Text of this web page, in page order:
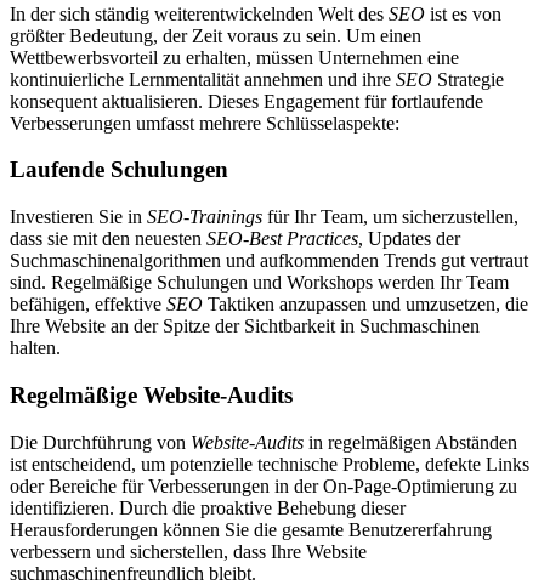
In der sich ständig weiterentwickelnden Welt des SEO ist es von
größter Bedeutung, der Zeit voraus zu sein. Um einen
Wettbewerbsvorteil zu erhalten, müssen Unternehmen eine
kontinuierliche Lernmentalität annehmen und ihre SEO Strategie
konsequent aktualisieren. Dieses Engagement für fortlaufende
Verbesserungen umfasst mehrere Schlüsselaspekte:
Laufende Schulungen
Investieren Sie in SEO-Trainings für Ihr Team, um sicherzustellen,
dass sie mit den neuesten SEO-Best Practices, Updates der
Suchmaschinenalgorithmen und aufkommenden Trends gut vertraut
sind. Regelmäßige Schulungen und Workshops werden Ihr Team
befähigen, effektive SEO Taktiken anzupassen und umzusetzen, die
Ihre Website an der Spitze der Sichtbarkeit in Suchmaschinen
halten.
Regelmäßige Website-Audits
Die Durchführung von Website-Audits in regelmäßigen Abständen
ist entscheidend, um potenzielle technische Probleme, defekte Links
oder Bereiche für Verbesserungen in der On-Page-Optimierung zu
identifizieren. Durch die proaktive Behebung dieser
Herausforderungen können Sie die gesamte Benutzererfahrung
verbessern und sicherstellen, dass Ihre Website
suchmaschinenfreundlich bleibt.